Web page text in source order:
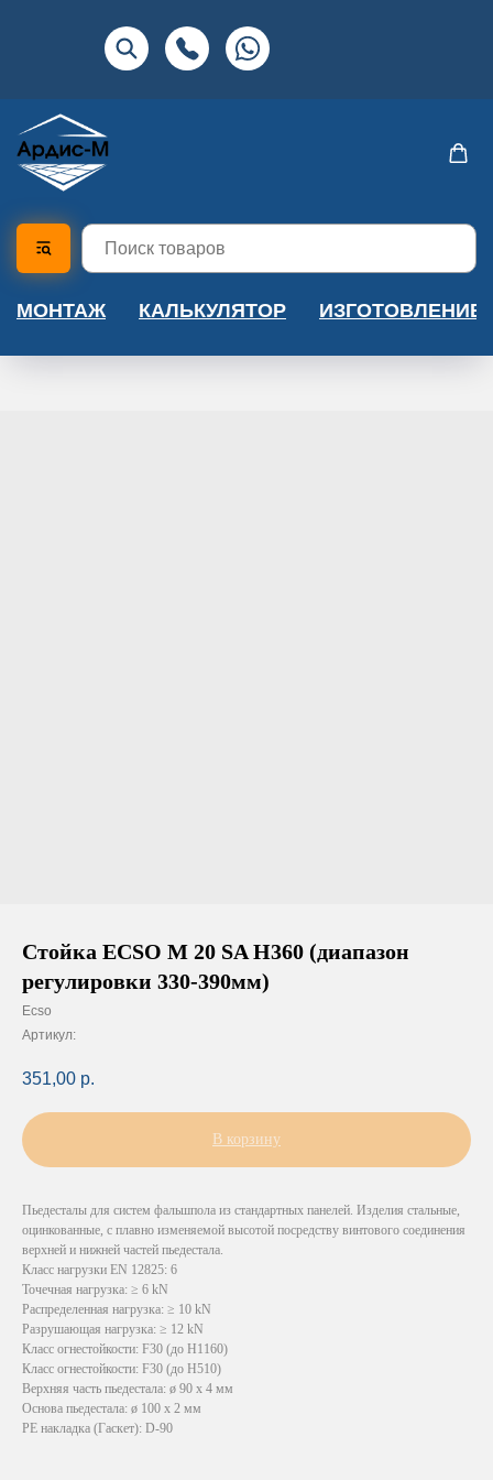
МОНТАЖ КАЛЬКУЛЯТОР ИЗГОТОВЛЕНИЕ
Стойка ECSO M 20 SA H360 (диапазон
регулировки 330-390мм)
Ecso
Артикул:
351,00 р.
В корзину
Пьедесталы для систем фальшпола из стандартных панелей. Изделия стальные,
оцинкованные, с плавно изменяемой высотой посредству винтового соединения
верхней и нижней частей пьедестала.
Класс нагрузки EN 12825: 6
Точечная нагрузка: ≥ 6 kN
Распределенная нагрузка: ≥ 10 kN
Разрушающая нагрузка: ≥ 12 kN
Класс огнестойкости: F30 (до H1160)
Класс огнестойкости: F30 (до H510)
Верхняя часть пьедестала: ø 90 х 4 мм
Основа пьедестала: ø 100 х 2 мм
PE накладка (Гаскет): D-90